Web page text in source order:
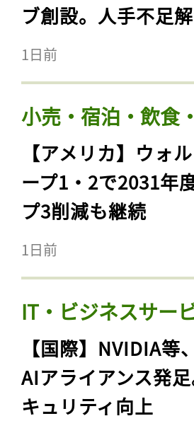
ブ創設。人手不足
1日前
小売・宿泊・飲食
【アメリカ】ウォ
ープ1・2で2031年
プ3削減も継続
1日前
IT・ビジネスサー
【国際】NVIDIA
AIアライアンス発
キュリティ向上